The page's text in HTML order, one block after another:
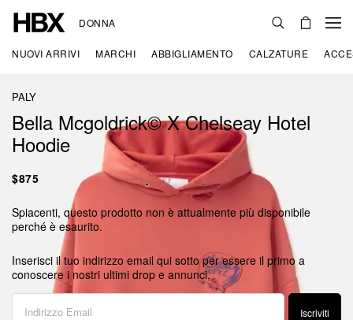
DONNA
NUOVI ARRIVI MARCHI ABBIGLIAMENTO CALZATURE
PALY
Bella Mcgoldrick© X Chelseay Hotel
Hoodie
$875
Spiacenti, questo prodotto non è attualmente più disponibile
perché è esaurito.
Inserisci il tuo indirizzo email qui sotto per essere il primo a
conoscere i nostri ultimi drop e annunci.
Iscriviti